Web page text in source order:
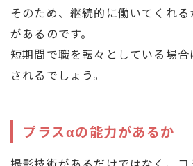
そのため、継続的に働いてくれ
があるのです。
短期間で職を転々としている場
されるでしょう。
プラスαの能力があるか